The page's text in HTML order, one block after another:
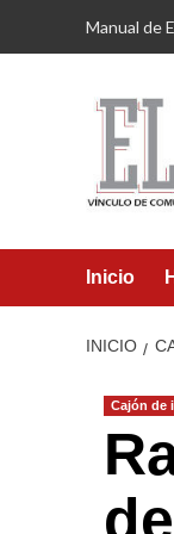
Manual de
Inicio
INICIO
Cajón de